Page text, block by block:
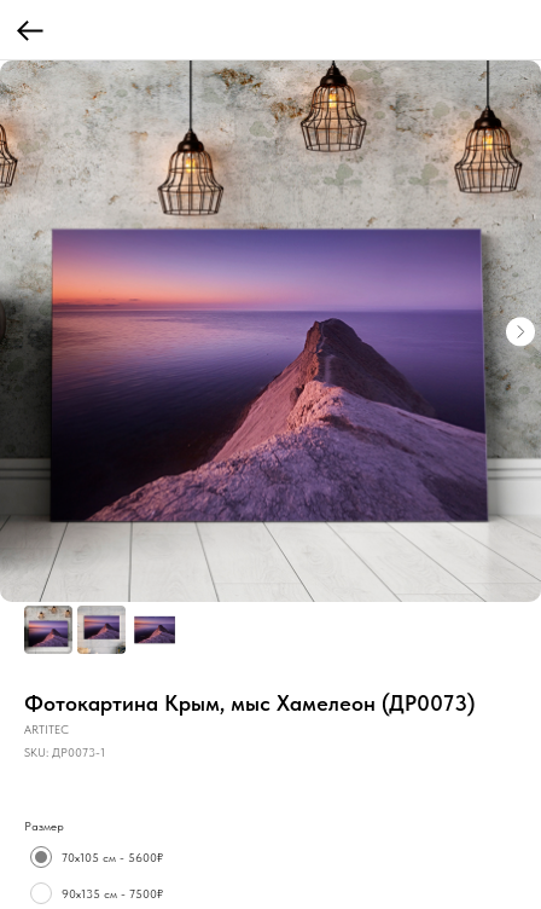
Фотокартина Крым, мыс Хамелеон (ДР0073)
ARTITEC
SKU: ДР0073-1
Размер
70х105 см - 5600₽
90х135 см - 7500₽